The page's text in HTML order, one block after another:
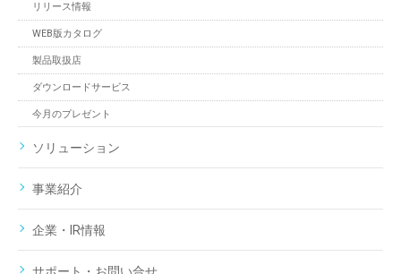
リリース情報
WEB版カタログ
製品取扱店
ダウンロードサービス
今月のプレゼント
ソリューション
事業紹介
企業・IR情報